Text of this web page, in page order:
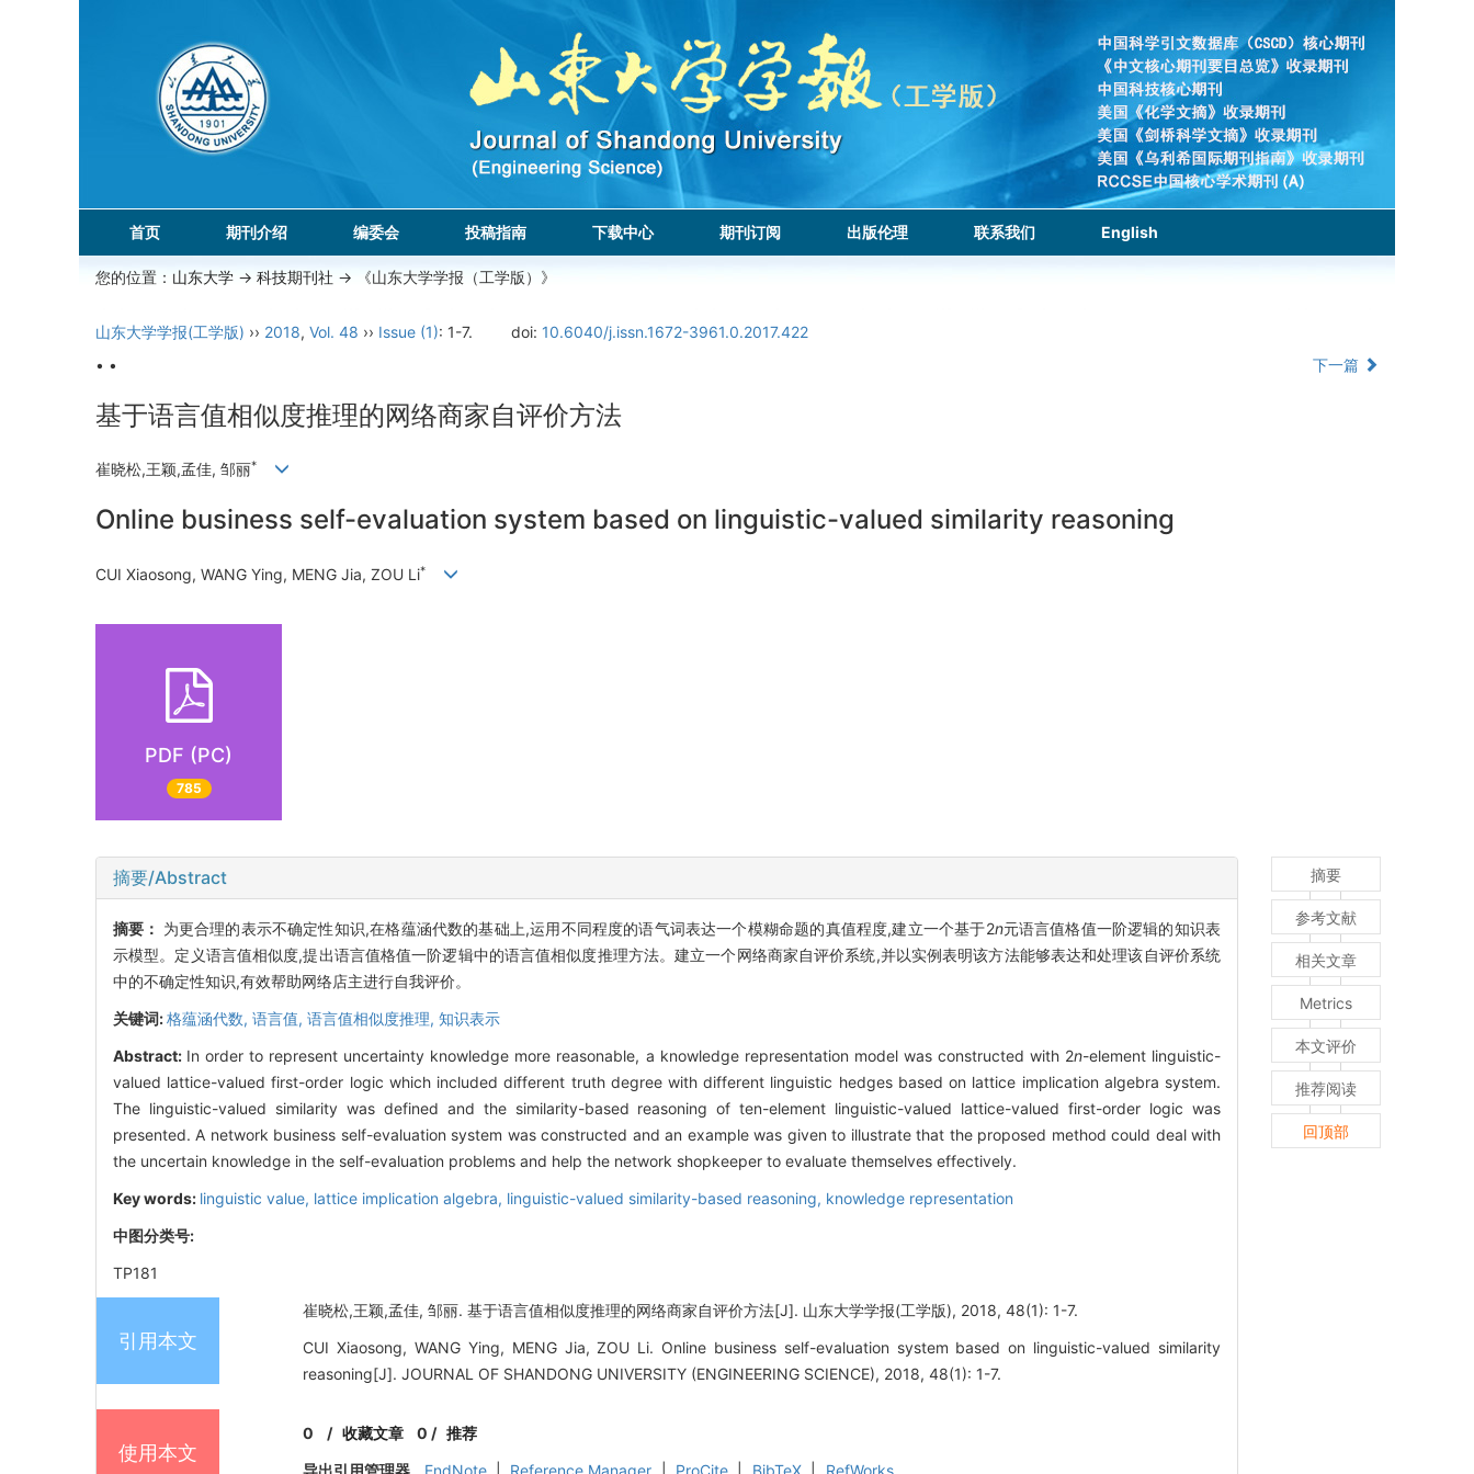
首页 期刊介绍 编委会 投稿指南 下载中心 期刊订阅 出版伦理 联系我们 English
您的位置： 山东大学 -> 科技期刊社 -> 《山东大学学报（工学版）》
山东大学学报(工学版) ›› 2018, Vol. 48 ›› Issue (1): 1-7. doi: 10.6040/j.issn.1672-3961.0.2017.422
• •
下一篇
基于语言值相似度推理的网络商家自评价方法
崔晓松,王颖,孟佳, 邹丽*
Online business self-evaluation system based on linguistic-valued similarity reasoning
CUI Xiaosong, WANG Ying, MENG Jia, ZOU Li*
PDF (PC)
785
摘要/Abstract
摘要： 为更合理的表示不确定性知识,在格蕴涵代数的基础上,运用不同程度的语气词表达一个模糊命题的真值程度,建立一个基于2n元语言值格值一阶逻辑的知识表
示模型。定义语言值相似度,提出语言值格值一阶逻辑中的语言值相似度推理方法。建立一个网络商家自评价系统,并以实例表明该方法能够表达和处理该自评价系统
中的不确定性知识,有效帮助网络店主进行自我评价。
关键词:格蕴涵代数, 语言值, 语言值相似度推理, 知识表示
Abstract: In order to represent uncertainty knowledge more reasonable, a knowledge representation model was constructed with 2n-element linguistic-
valued lattice-valued first-order logic which included different truth degree with different linguistic hedges based on lattice implication algebra system.
The linguistic-valued similarity was defined and the similarity-based reasoning of ten-element linguistic-valued lattice-valued first-order logic was
presented. A network business self-evaluation system was constructed and an example was given to illustrate that the proposed method could deal with
the uncertain knowledge in the self-evaluation problems and help the network shopkeeper to evaluate themselves effectively.
Key words: linguistic value, lattice implication algebra, linguistic-valued similarity-based reasoning, knowledge representation
中图分类号:
TP181
引用本文
崔晓松,王颖,孟佳, 邹丽. 基于语言值相似度推理的网络商家自评价方法[J]. 山东大学学报(工学版), 2018, 48(1): 1-7.
CUI Xiaosong, WANG Ying, MENG Jia, ZOU Li. Online business self-evaluation system based on linguistic-valued similarity
reasoning[J]. JOURNAL OF SHANDONG UNIVERSITY (ENGINEERING SCIENCE), 2018, 48(1): 1-7.
使用本文
0 /收藏文章 0 / 推荐
摘要
参考文献
相关文章
Metrics
本文评价
推荐阅读
回顶部